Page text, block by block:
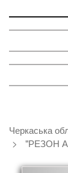
Черкаська
"РЕЗОН